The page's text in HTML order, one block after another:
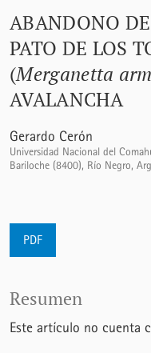
ABANDONO
PATO DE LOS
(Merganetta
AVALANCHA
Gerardo Cerón
Universidad Nacional del
Bariloche (8400), Río Negro,
PDF
Resumen
Este artículo no cuenta